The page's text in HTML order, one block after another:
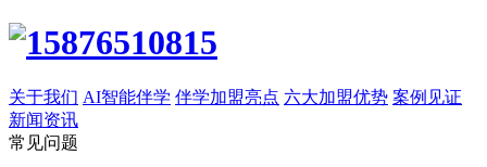
关于我们 AI智能伴学 伴学加盟亮点 六大加盟优势 案例见证
新闻资讯
常见问题